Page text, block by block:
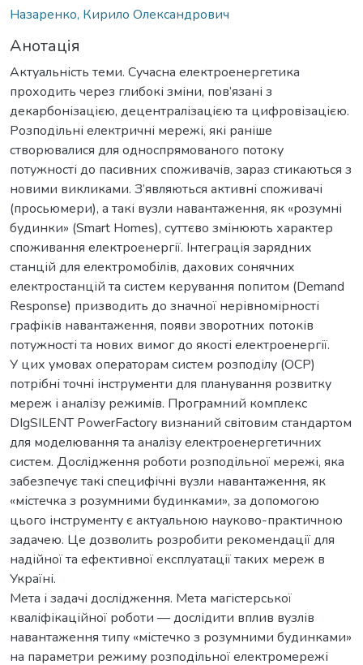
Назаренко, Кирило Олександрович
Анотація
Актуальність теми. Сучасна електроенергетика
проходить через глибокі зміни, пов’язані з
декарбонізацією, децентралізацією та цифровізацією.
Розподільні електричні мережі, які раніше
створювалися для односпрямованого потоку
потужності до пасивних споживачів, зараз стикаються з
новими викликами. З’являються активні споживачі
(просьюмери), а такі вузли навантаження, як «розумні
будинки» (Smart Homes), суттєво змінюють характер
споживання електроенергії. Інтеграція зарядних
станцій для електромобілів, дахових сонячних
електростанцій та систем керування попитом (Demand
Response) призводить до значної нерівномірності
графіків навантаження, появи зворотних потоків
потужності та нових вимог до якості електроенергії.
У цих умовах операторам систем розподілу (ОСР)
потрібні точні інструменти для планування розвитку
мереж і аналізу режимів. Програмний комплекс
DIgSILENT PowerFactory визнаний світовим стандартом
для моделювання та аналізу електроенергетичних
систем. Дослідження роботи розподільної мережі, яка
забезпечує такі специфічні вузли навантаження, як
«містечка з розумними будинками», за допомогою
цього інструменту є актуальною науково-практичною
задачею. Це дозволить розробити рекомендації для
надійної та ефективної експлуатації таких мереж в
Україні.
Мета і задачі дослідження. Мета магістерської
кваліфікаційної роботи — дослідити вплив вузлів
навантаження типу «містечко з розумними будинками»
на параметри режиму розподільної електромережі